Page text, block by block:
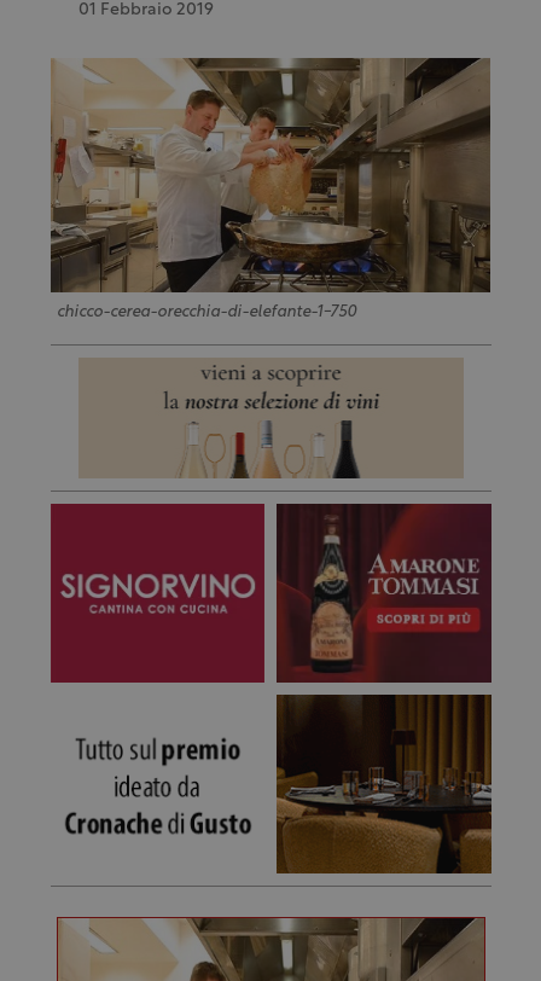
01 Febbraio 2019
chicco-cerea-orecchia-di-elefante-1-750